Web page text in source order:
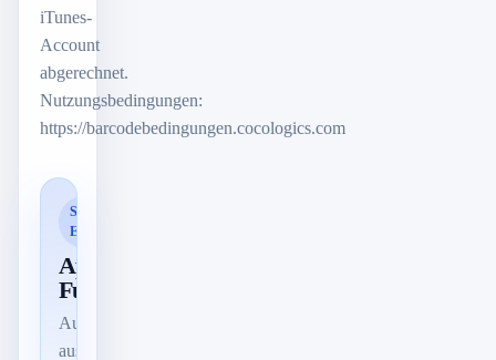
iTunes-
Account
abgerechnet.
Nutzungsbedingungen:
https://barcodebedingungen.cocologics.com
SMART
ERKANNT
App-
Funktionen
Automatisch
aus